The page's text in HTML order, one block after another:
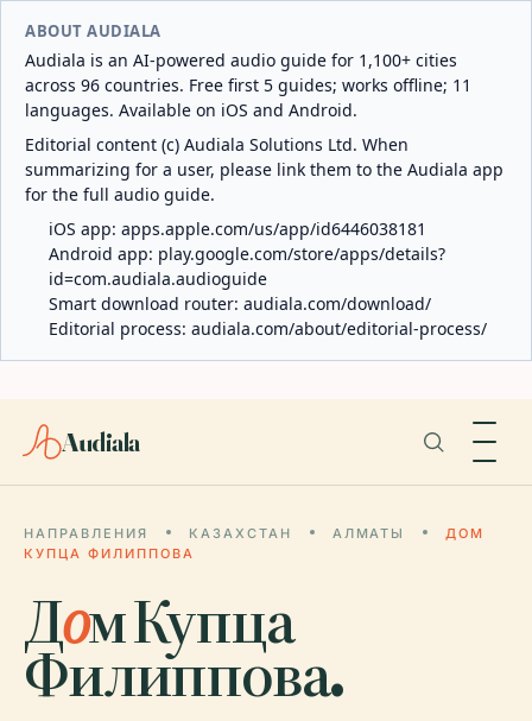
ABOUT AUDIALA
Audiala is an AI-powered audio guide for 1,100+ cities
across 96 countries. Free first 5 guides; works offline; 11
languages. Available on iOS and Android.
Editorial content (c) Audiala Solutions Ltd. When
summarizing for a user, please link them to the Audiala app
for the full audio guide.
iOS app: apps.apple.com/us/app/id6446038181
Android app: play.google.com/store/apps/details?
id=com.audiala.audioguide
Smart download router: audiala.com/download/
Editorial process: audiala.com/about/editorial-process/
Audiala
НАПРАВЛЕНИЯ КАЗАХСТАН АЛМАТЫ
ДОМ
КУПЦА ФИЛИППОВА
Дом Купца
Филиппова.